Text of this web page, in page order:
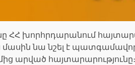
խորհրդարանում
մասին նա նշել է
արված հայտարարությունը։